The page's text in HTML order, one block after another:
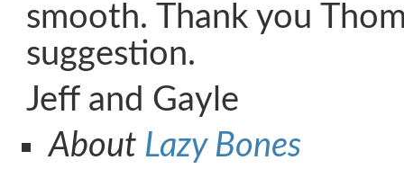
smooth. Thank you
suggestion.
Jeff and Gayle
About Lazy Bones